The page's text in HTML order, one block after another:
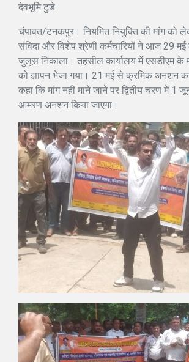
देवभूमि टुडे
चंपावत/टनकपुर। नियमित नियुक्ति की मांग को
संविदा और विशेष श्रेणी कर्मचारियों ने आज 29
जुलूस निकाला। तहसील कार्यालय में एसडीएम के
को ज्ञापन भेजा गया। 21 मई से क्रमिक अनशन कर
कहा कि मांग नहीं माने जाने पर द्वितीय चरण में 1
आमरण अनशन किया जाएगा।